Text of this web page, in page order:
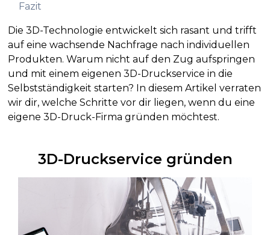
Fazit
Die 3D-Technologie entwickelt sich rasant und trifft
auf eine wachsende Nachfrage nach individuellen
Produkten. Warum nicht auf den Zug aufspringen
und mit einem eigenen 3D-Druckservice in die
Selbstständigkeit starten? In diesem Artikel verraten
wir dir, welche Schritte vor dir liegen, wenn du eine
eigene 3D-Druck-Firma gründen möchtest.
3D-Druckservice gründen